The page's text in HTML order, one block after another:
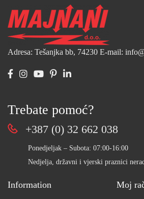
Adresa: Tešanjka bb, 74230 E-mail:
Trebate pomoć?
+387 (0) 32 662 038
Ponedjeljak – Subota: 07:00-16:00
Nedjelja, državni i vjerski praznici
Information Moj